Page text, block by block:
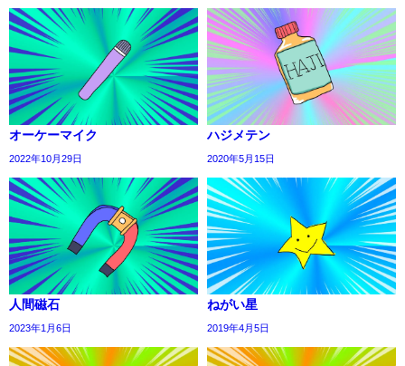
オーケーマイク
2022年10月29日
ハジメテン
2020年5月15日
人間磁石
2023年1月6日
ねがい星
2019年4月5日